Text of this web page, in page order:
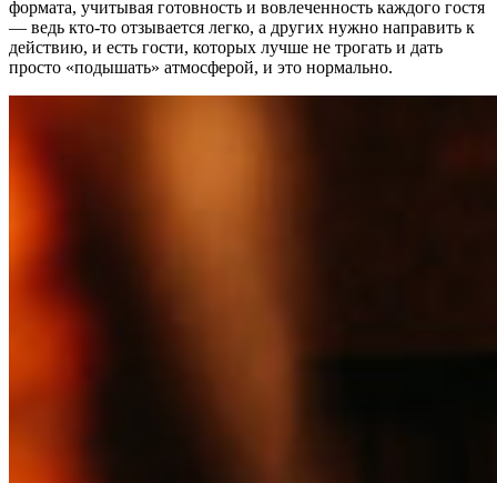
формата, учитывая готовность и вовлеченность каждого гостя
— ведь кто-то отзывается легко, а других нужно направить к
действию, и есть гости, которых лучше не трогать и дать
просто «подышать» атмосферой, и это нормально.